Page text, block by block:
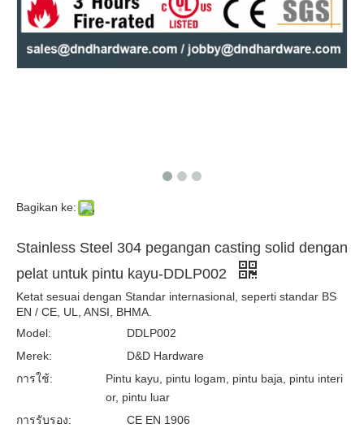
Bagikan ke:
Stainless Steel 304 pegangan casting solid dengan
pelat untuk pintu kayu-DDLP002
Ketat sesuai dengan Standar internasional, seperti standar BS
EN / CE, UL, ANSI, BHMA.
Model:
DDLP002
Merek:
D&D Hardware
การใช้:
Pintu kayu, pintu logam, pintu baja, pintu interi
or, pintu luar
การรับรอง:
CE EN 1906